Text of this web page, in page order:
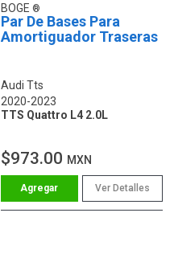
BOGE
Par De Bases Para
Amortiguador Traseras
Audi Tts
2020-2023
TTS Quattro L4 2.0L
$973.00 MXN
Ver Detalles